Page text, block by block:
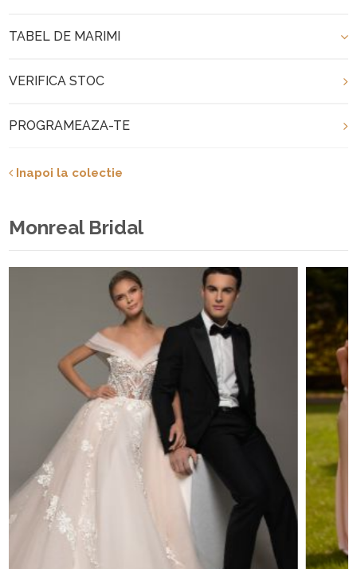
TABEL DE MARIMI
VERIFICA STOC
PROGRAMEAZA-TE
Inapoi la colectie
Monreal Bridal